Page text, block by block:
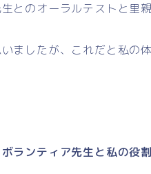
とのオーラルテストと里
ましたが、これだと私の
ボランティア先生と私の役